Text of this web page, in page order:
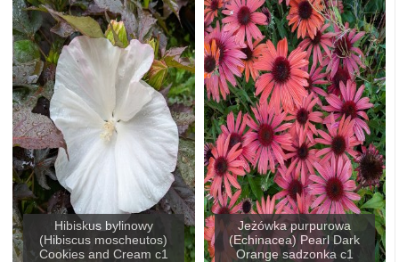
Hibiskus bylinowy
(Hibiscus moscheutos)
Cookies and Cream c1
Jeżówka purpurowa
(Echinacea) Pearl Dark
Orange sadzonka c1